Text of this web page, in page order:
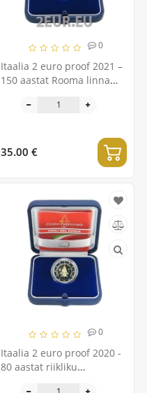
0
Itaalia 2 euro proof 2021 –
150 aastat Rooma linna
pealinnaks
35.00 €
0
Itaalia 2 euro proof 2020 -
80 aastat riikliku